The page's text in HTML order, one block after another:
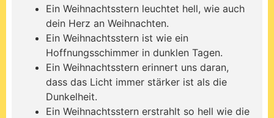
Ein Weihnachtsstern ist wie ein Symbol für
die Liebe, die wir an Weihnachten teilen.